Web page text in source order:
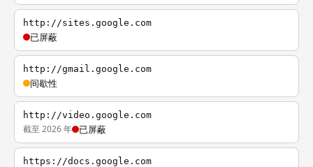
http://sites.google.com
已屏蔽
http://gmail.google.com
间歇性
http://video.google.com
截至 2026 年 已屏蔽
https://docs.google.com